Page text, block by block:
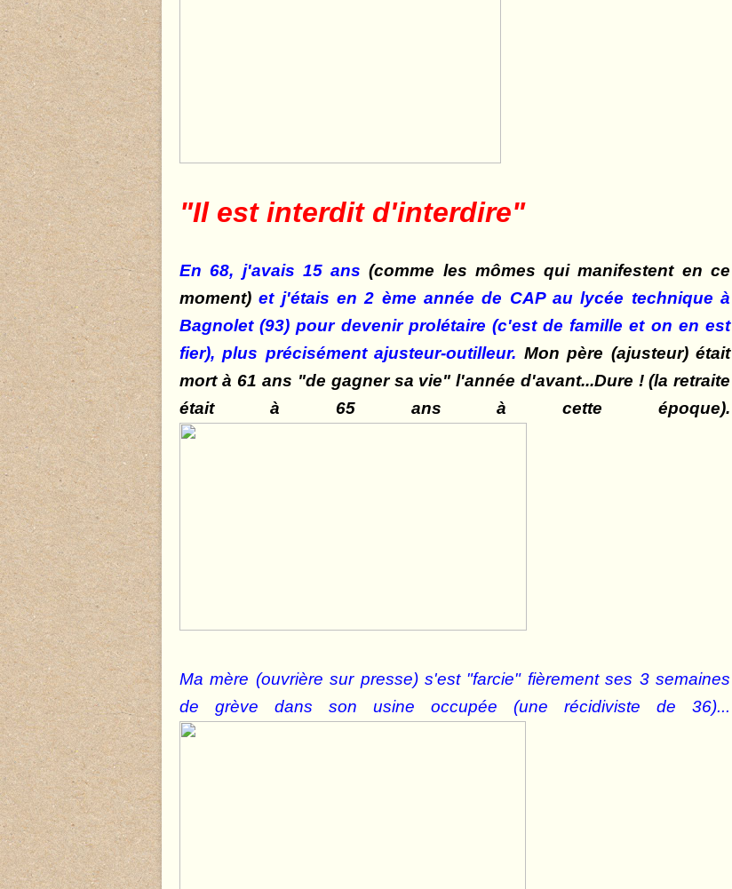
"Il est interdit d'interdire"
En 68, j'avais 15 ans(comme les mômes qui manifestent en ce
moment) et j'étais en 2 ème année de CAP au lycée technique à
Bagnolet (93) pour devenir prolétaire (c'est de famille et on en est
fier), plus précisément ajusteur-outilleur. Mon père (ajusteur) était
mort à 61 ans "de gagner sa vie" l'année d'avant...Dure ! (la retraite
était à 65 ans à cette époque).
Ma mère (ouvrière sur presse) s'est "farcie" fièrement ses 3 semaines
de grève dans son usine occupée (une récidiviste de 36)...